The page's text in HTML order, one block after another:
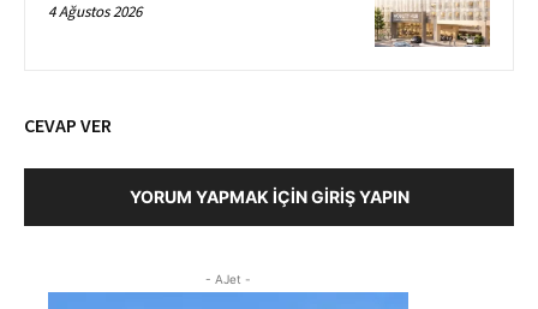
4 Ağustos 2026
CEVAP VER
YORUM YAPMAK İÇIN GIRIŞ YAPIN
- AJet -